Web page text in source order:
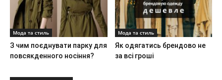
Мода та стиль
З чим поєднувати парку для
повсякденного носіння?
Мода та стиль
Як одягатись брендово не
за всі гроші